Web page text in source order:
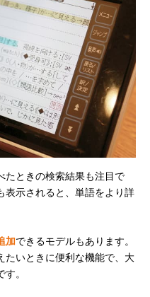
たときの検索結果も注目で
表示されると、単語をより詳
加できるモデルもあります。
たいときに便利な機能で、大
。